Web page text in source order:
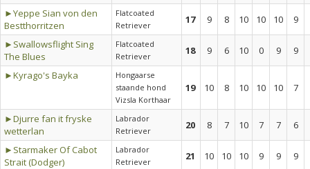
►Yeppe Sian von den
Bestthorritzen
Flatcoated
Retriever
17 9 8 10 10 10
9
►Swallowsflight Sing
The Blues
Flatcoated
Retriever
18 9 6 10 0 9
9
►Kyrago's Bayka
Hongaarse
staande hond
Vizsla Korthaar
19 10 8 10 10 10 7
►Djurre fan it fryske
wetterlan
Labrador
Retriever
20 8 7 10 7 7
6
►Starmaker Of Cabot
Strait (Dodger)
Labrador
Retriever
21 10 10 10 9 9
9